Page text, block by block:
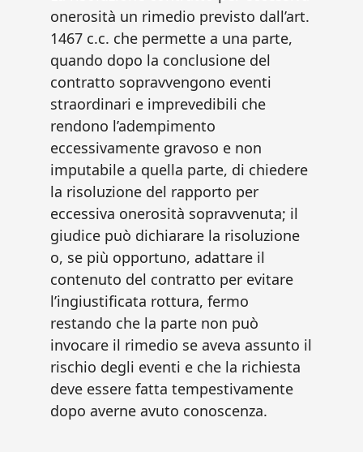
onerosità​ un rimedio previsto dall’art.
1467 c.c. che permette a una parte,
quando dopo la conclusione del
contratto sopravvengono eventi
straordinari e imprevedibili che
rendono l’adempimento
eccessivamente gravoso e non
imputabile a quella parte, di chiedere
la risoluzione del rapporto per
eccessiva onerosità sopravvenuta; il
giudice può dichiarare la risoluzione
o, se più opportuno, adattare il
contenuto del contratto per evitare
l’ingiustificata rottura, fermo
restando che la parte non può
invocare il rimedio se aveva assunto il
rischio degli eventi e che la richiesta
deve essere fatta tempestivamente
dopo averne avuto conoscenza.